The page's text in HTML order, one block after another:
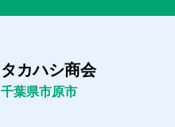
タカハシ商会
千葉県市原市